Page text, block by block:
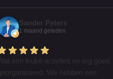
Sander Peters
1 maand geleden
een leuke activiteit en erg goed
We hebben een